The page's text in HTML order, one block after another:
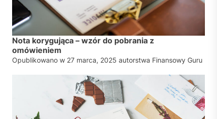
Nota korygująca – wzór do pobrania z
omówieniem
Opublikowano w 27 marca, 2025 autorstwa Finansowy Guru